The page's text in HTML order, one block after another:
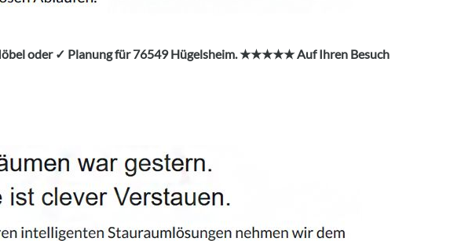
oder ✓ Planung für 76549 Hügelsheim. ★★★★★ Auf Ihren Besuch